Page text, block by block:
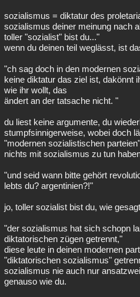
Besucht Teilgenommen Alle
Lesenswert Schlüsselwörter
sozialismus = diktatur des
sozialismus deiner meinung nach
toller "sozialist" bist du..."
wenn du deinen teil weglässt, ist
"ch sag doch in den modernen
keine diktatur das ziel ist, dakönnt
wie ihr wollt, das
ändert an der tatsache nicht. "
du liest keine argumente, du
stumpfsinnigerweise, wobei doch
"modernen sozialistischen
nichts mit sozialismus zu tun
"und seid wann bitte gehört
lebts du? argentinien?!"
jo, toller sozialist bist du, wie
"der sozialismus hat sich schopn
diktatorischen zügen getrennt,"
diese leute in deinen modernen
"diktatorischen sozialismus"
sozialismus nie auch nur
genauso wie du.